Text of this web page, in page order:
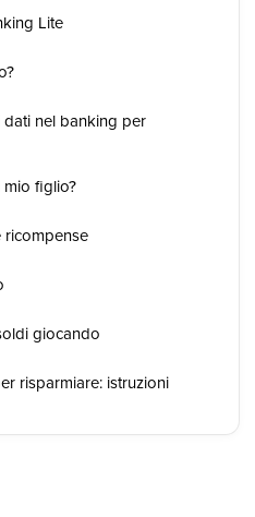
Lite
nel banking per
figlio?
ricompense
giocando
risparmiare: istruzioni